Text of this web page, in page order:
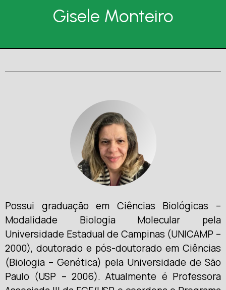
Gisele Monteiro
Possui graduação em Ciências Biológicas –
Modalidade Biologia Molecular pela
Universidade Estadual de Campinas (UNICAMP –
2000), doutorado e pós-doutorado em Ciências
(Biologia – Genética) pela Universidade de São
Paulo (USP – 2006). Atualmente é Professora